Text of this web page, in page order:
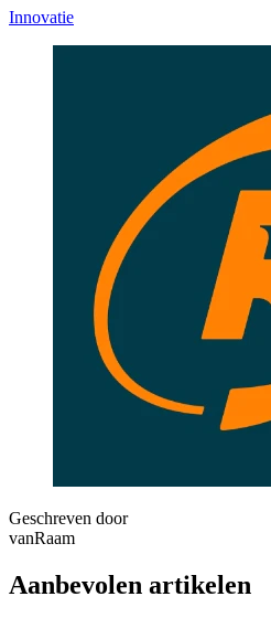
Innovatie
Geschreven door
vanRaam
Aanbevolen artikelen